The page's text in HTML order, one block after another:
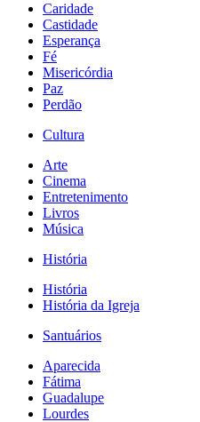
Caridade
Castidade
Esperança
Fé
Misericórdia
Paz
Perdão
Cultura
Arte
Cinema
Entretenimento
Livros
Música
História
História
História da Igreja
Santuários
Aparecida
Fátima
Guadalupe
Lourdes